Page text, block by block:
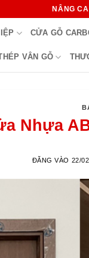
NÂNG
CỬA GỖ
VÂN GỖ
Nhựa
ĐĂNG VÀO 22/